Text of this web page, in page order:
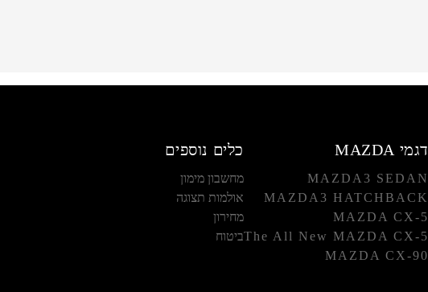
דגמי MAZDA
MAZDA3 SEDAN
MAZDA3 HATCHBACK
MAZDA CX-5
The All New MAZDA CX-5
MAZDA CX-90
כלים נוספים
מחשבון מימון
אולמות תצוגה
מחירון
ביטוח